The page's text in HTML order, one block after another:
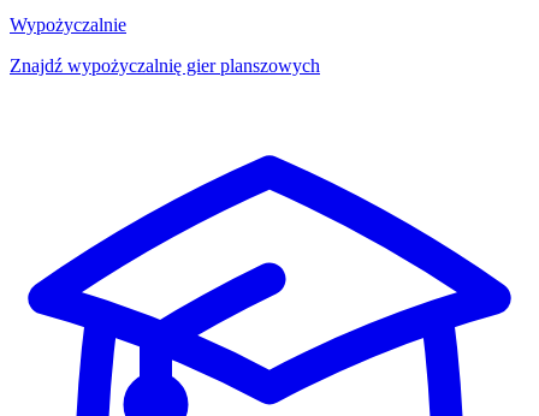
Wypożyczalnie
Znajdź wypożyczalnię gier planszowych